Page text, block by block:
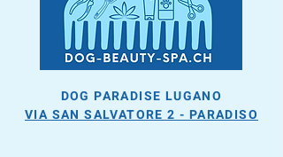
DOG PARADISE LUGANO
VIA SAN SALVATORE 2 - PARADISO